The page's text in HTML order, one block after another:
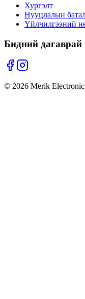
Хургэлт
Нууцлалын
Үйлчилгээний
Бидний дагаврай
© 2026 Merik